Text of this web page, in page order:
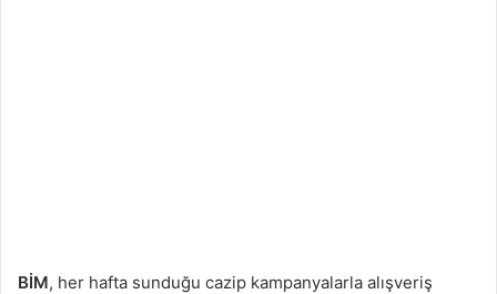
BİM, her hafta sunduğu cazip kampanyalarla alışveriş